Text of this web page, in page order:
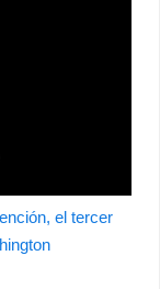
el tercer